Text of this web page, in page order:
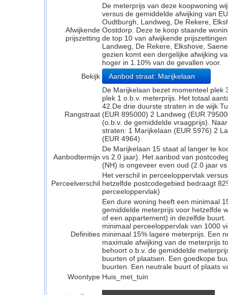
Afwijkende
prijszetting
De meterprijs van deze koopwoning
versus de gemiddelde afwijking van
Oudtburgh, Landweg, De Rekere,
Oostdorp. Deze te koop staande
de top 10 van afwijkende
Landweg, De Rekere, Elkshove,
gezien komt een dergelijke afwijking
hoger in 1.10% van de gevallen voor.
Bekijk
Aanbod straat: Marijkelaan
Rangstraat
De Marijkelaan bezet momenteel plek
plek 1 o.b.v. meterprijs. Het totaal
42.De drie duurste straten in de wijk
(EUR 895000) 2 Landweg (EUR
(o.b.v. de gemiddelde vraagprijs).
straten: 1 Marijkelaan (EUR 5976) 2
(EUR 4964).
Aanbodtermijn
De Marijkelaan 15 staat al langer te
vs 2.0 jaar). Het aanbod van
(NH) is ongeveer even oud (2.0 jaar vs
Perceelverschil
Het verschil in perceeloppervlak
hetzelfde postcodegebied bedraagt
perceeloppervlak)
Definities
Een dure woning heeft een minimaal
gemiddelde meterprijs voor hetzelfde
of een appartement) in dezelfde
minimaal perceeloppervlak van 1000
minimaal 15% lagere meterprijs. Een
maximale afwijking van de meterprijs
behoort o.b.v. de gemiddelde
buurten of plaatsen. Een goedkope
buurten. Een neutrale buurt of plaats
Woontype Huis_met_tuin